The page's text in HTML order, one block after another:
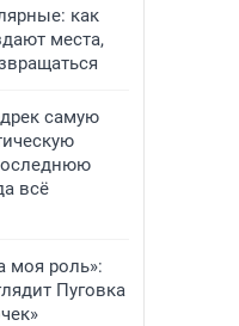
как
места,
самую
всё
моя роль»:
Пуговка